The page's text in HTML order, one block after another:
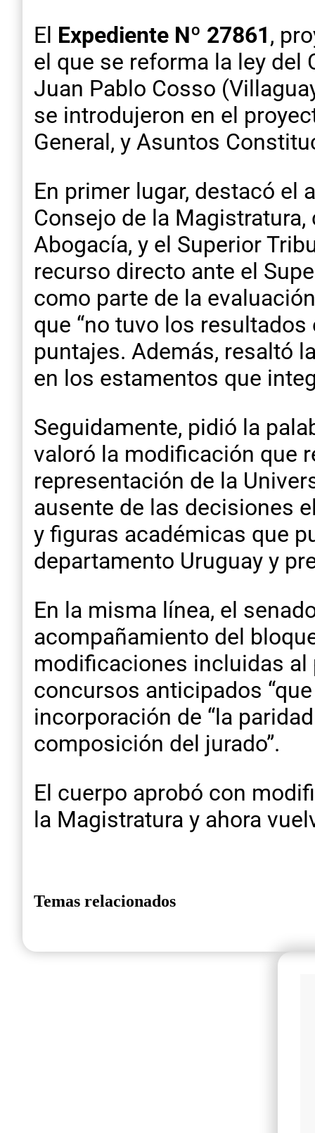
El Expediente Nº 27861,
el que se reforma la ley del
Juan Pablo Cosso
se introdujeron en el
General, y Asuntos
En primer lugar, destacó el
Consejo de la
Abogacía, y el Superior
recurso directo ante el
como parte de la
que “no tuvo los
puntajes. Además, resaltó
en los estamentos que
Seguidamente, pidió la
valoró la modificación que
representación de la
ausente de las decisiones
y figuras académicas que
departamento Uruguay y
En la misma línea, el
acompañamiento del
modificaciones incluidas al
concursos anticipados
incorporación de “la
composición del jurado”.
El cuerpo aprobó con
la Magistratura y ahora
Temas relacionados